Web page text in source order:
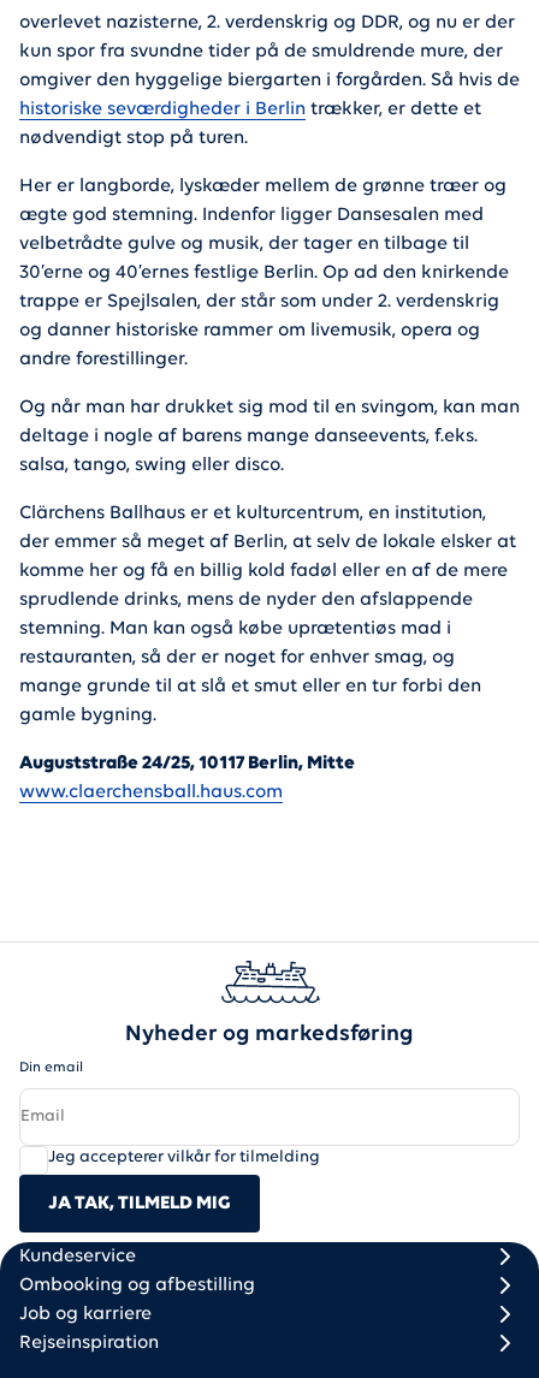
overlevet nazisterne, 2. verdenskrig og DDR, og nu er der
kun spor fra svundne tider på de smuldrende mure, der
omgiver den hyggelige biergarten i forgården. Så hvis de
historiske seværdigheder i Berlin trækker, er dette et
nødvendigt stop på turen.
Her er langborde, lyskæder mellem de grønne træer og
ægte god stemning. Indenfor ligger Dansesalen med
velbetrådte gulve og musik, der tager en tilbage til
30’erne og 40’ernes festlige Berlin. Op ad den knirkende
trappe er Spejlsalen, der står som under 2. verdenskrig
og danner historiske rammer om livemusik, opera og
andre forestillinger.
Og når man har drukket sig mod til en svingom, kan man
deltage i nogle af barens mange danseevents, f.eks.
salsa, tango, swing eller disco.
Clärchens Ballhaus er et kulturcentrum, en institution,
der emmer så meget af Berlin, at selv de lokale elsker at
komme her og få en billig kold fadøl eller en af de mere
sprudlende drinks, mens de nyder den afslappende
stemning. Man kan også købe uprætentiøs mad i
restauranten, så der er noget for enhver smag, og
mange grunde til at slå et smut eller en tur forbi den
gamle bygning.
Auguststraße 24/25, 10117 Berlin, Mitte
www.claerchensball.haus.com
Nyheder og markedsføring
Din email
Jeg accepterer vilkår for tilmelding
JA TAK, TILMELD MIG
Scandlines
Footer column 1
Kundeservice
Ombooking og afbestilling
Job og karriere
Rejseinspiration
Footer column 2